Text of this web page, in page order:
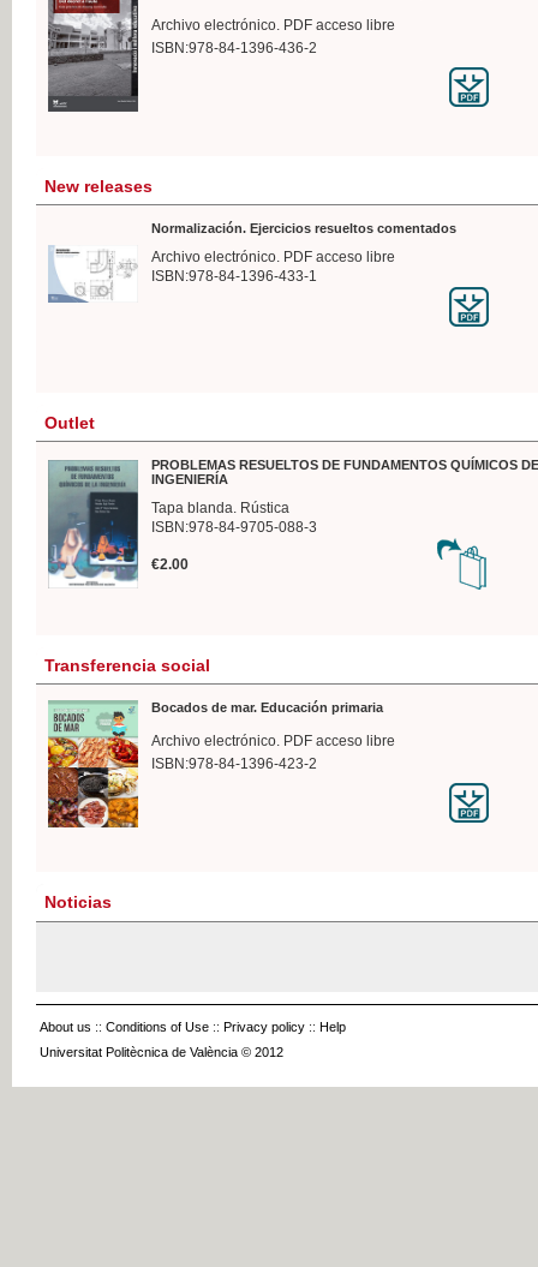
Archivo electrónico. PDF acceso libre
ISBN:978-84-1396-436-2
New releases
Normalización. Ejercicios resueltos comentados
Archivo electrónico. PDF acceso libre
ISBN:978-84-1396-433-1
Outlet
PROBLEMAS RESUELTOS DE FUNDAMENTOS QUÍMICOS
INGENIERÍA
Tapa blanda. Rústica
ISBN:978-84-9705-088-3
€2.00
Transferencia social
Bocados de mar. Educación primaria
Archivo electrónico. PDF acceso libre
ISBN:978-84-1396-423-2
Noticias
About us :: Conditions of Use :: Privacy policy :: Help
Universitat Politècnica de València © 2012